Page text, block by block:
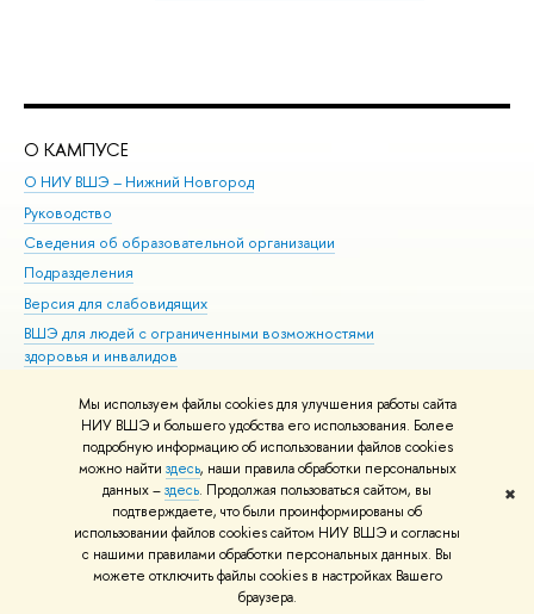
Мы используем файлы cookies для улучшения работы сайта
НИУ ВШЭ и большего удобства его использования. Более
подробную информацию об использовании файлов cookies
можно найти здесь, наши правила обработки персональных
данных –здесь. Продолжая пользоваться сайтом, вы
подтверждаете, что были проинформированы об
использовании файлов cookies сайтом НИУ ВШЭ и согласны
с нашими правилами обработки персональных данных. Вы
можете отключить файлы cookies в настройках Вашего
браузера.
✖
О КАМПУСЕ
О НИУ ВШЭ – Нижний Новгород
Руководство
Сведения об образовательной организации
Подразделения
Версия для слабовидящих
ВШЭ для людей с ограниченными возможностями
здоровья и инвалидов
© НИУ ВШЭ 1993–2026 Адреса и контакты Условия использования
материалов Политика конфиденциальности Карта сайта
Шрифты HSE Sans и HSE Slab разработаны вШколе дизайна НИУ ВШЭ